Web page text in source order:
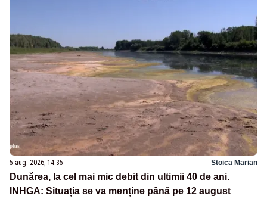
5 aug. 2026, 14:35 Stoica Marian
Dunărea, la cel mai mic debit din ultimii 40 de ani.
INHGA: Situația se va menține până pe 12 august